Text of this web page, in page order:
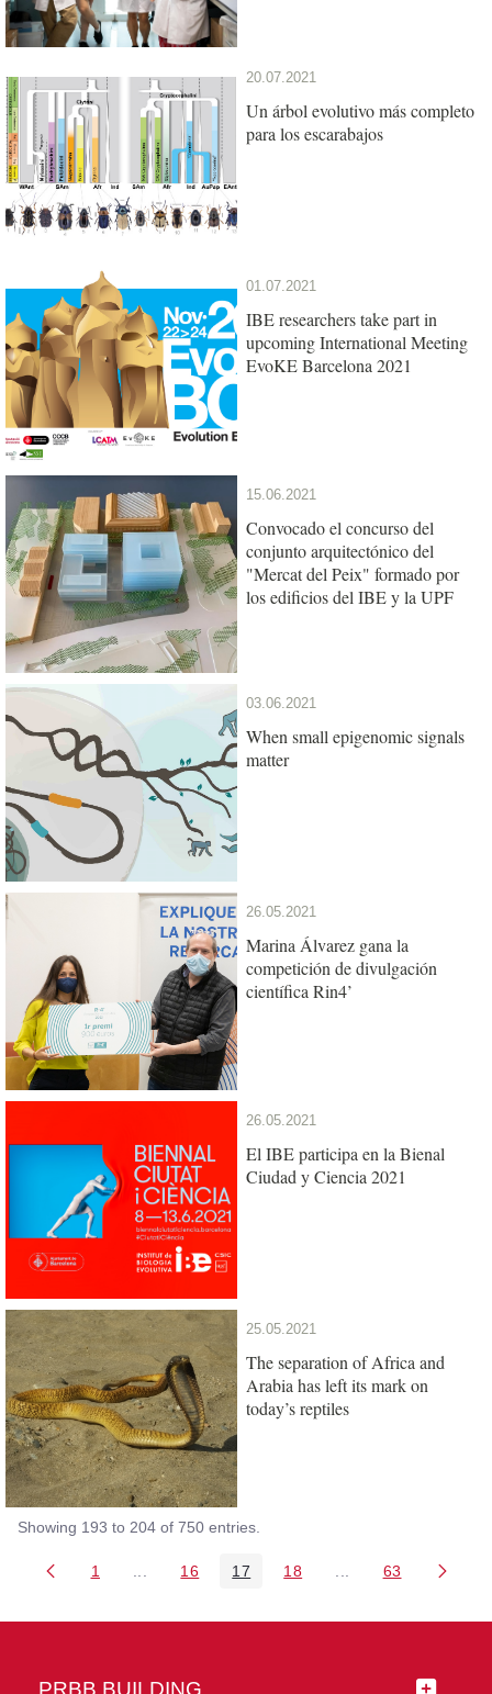
20.07.2021
Un árbol evolutivo más completo
para los escarabajos
01.07.2021
IBE researchers take part in
upcoming International Meeting
EvoKE Barcelona 2021
15.06.2021
Convocado el concurso del
conjunto arquitectónico del
"Mercat del Peix" formado por
los edificios del IBE y la UPF
03.06.2021
When small epigenomic signals
matter
26.05.2021
Marina Álvarez gana la
competición de divulgación
científica Rin4’
26.05.2021
El IBE participa en la Bienal
Ciudad y Ciencia 2021
25.05.2021
The separation of Africa and
Arabia has left its mark on
today’s reptiles
Showing 193 to 204 of 750 entries.
Page
1 Intermediate Pages Use TAB to navigate.
Page
16 Page
17 Page
18 Intermediate Pages
Page
63
PRBB BUILDING